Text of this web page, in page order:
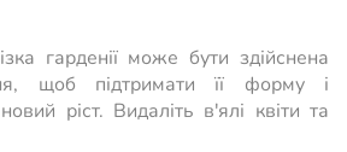
гарденії може бути здійснена
щоб підтримати її форму і
ріст. Видаліть в'ялі квіти та